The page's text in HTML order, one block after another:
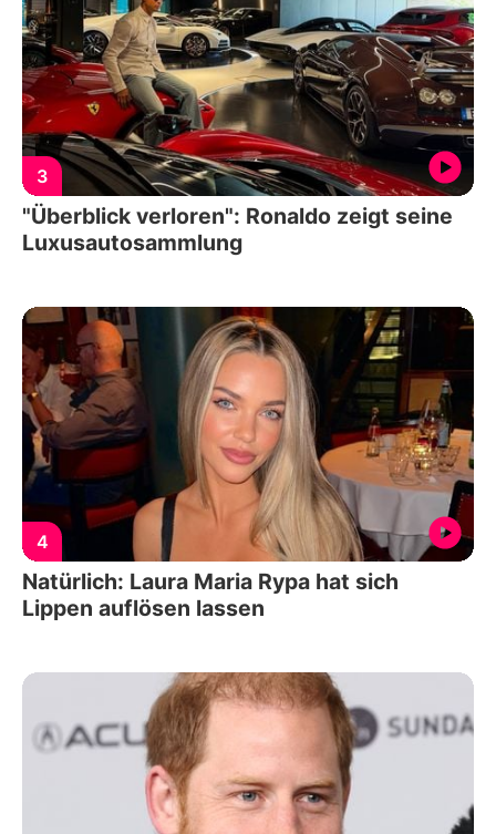
3
"Überblick verloren": Ronaldo zeigt seine
Luxusautosammlung
4
Natürlich: Laura Maria Rypa hat sich
Lippen auflösen lassen